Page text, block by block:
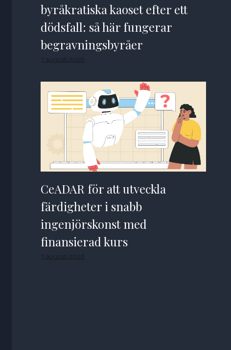
byråkratiska kaoset efter ett
dödsfall: så här fungerar
begravningsbyråer
7 augusti 2026
CeADAR för att utveckla
färdigheter i snabb
ingenjörskonst med
finansierad kurs
7 augusti 2026